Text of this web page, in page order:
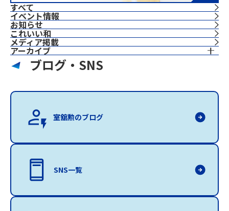
すべて
イベント情報
お知らせ
これいい和
⁨⁩メディア掲載
アーカイブ
ブログ・SNS
室舘勲のブログ
SNS一覧